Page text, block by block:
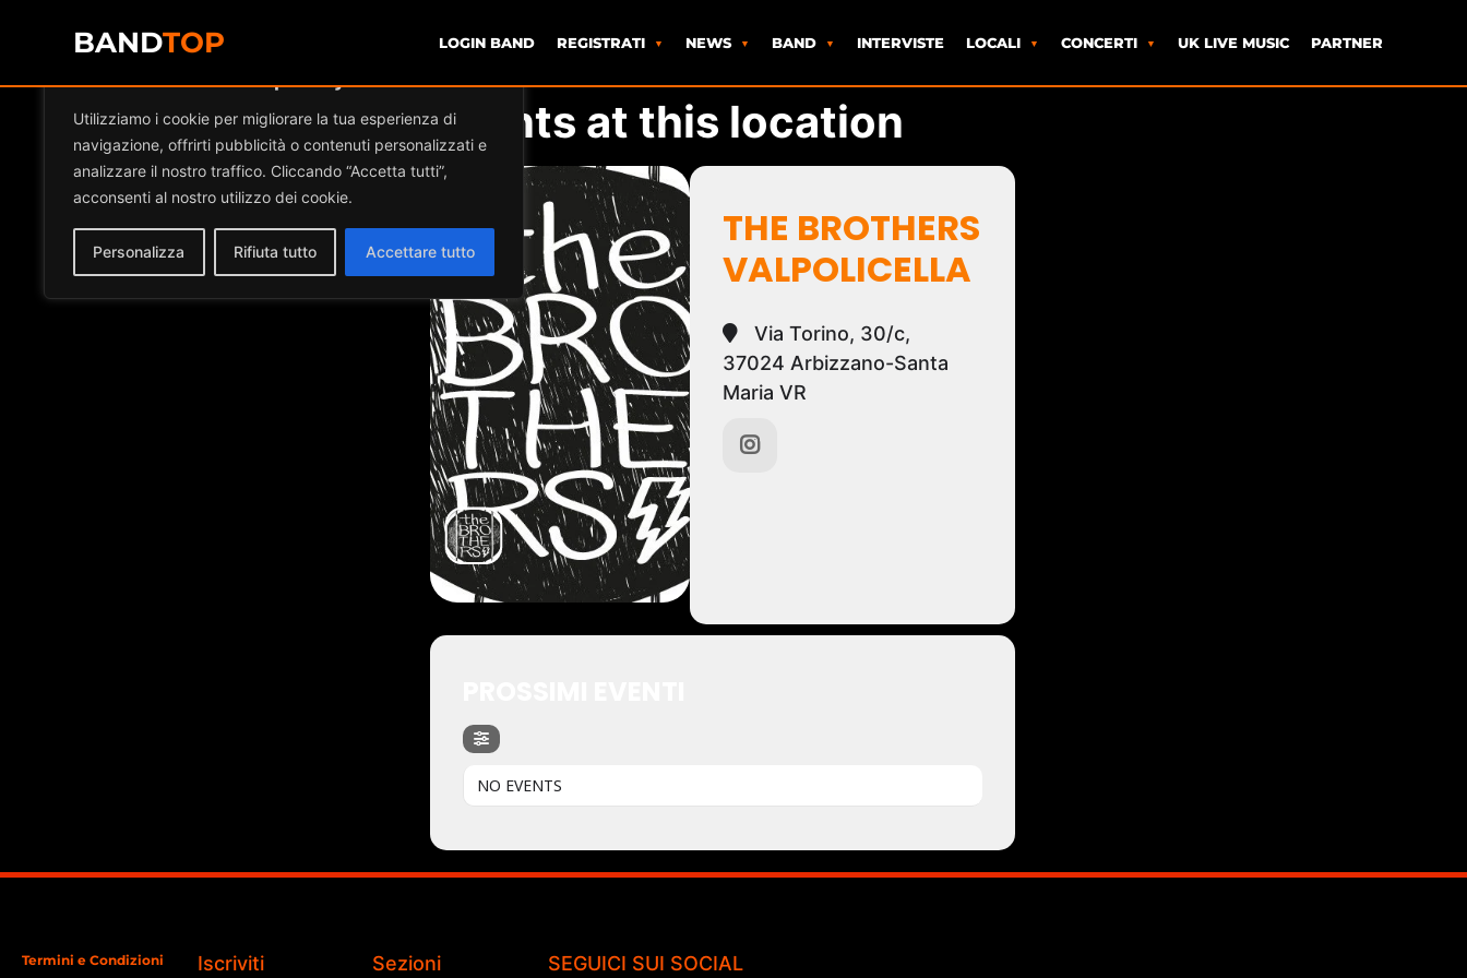
Utilizziamo i cookie per migliorare la tua esperienza di
navigazione, offrirti pubblicità o contenuti personalizzati e
analizzare il nostro traffico. Cliccando “Accetta tutti”,
acconsenti al nostro utilizzo dei cookie.
Personalizza Rifiuta tutto Accettare tutto
BANDTOP LOGIN BAND REGISTRATI NEWS BAND INTERVISTE LOCALI CONCERTI UK LIVE MUSIC PARTNER
Events at this location
THE BROTHERS
VALPOLICELLA
Via Torino, 30/c,
37024 Arbizzano-Santa
Maria VR
NO EVENTS
Termini e Condizioni Iscriviti Sezioni SEGUICI SUI SOCIAL